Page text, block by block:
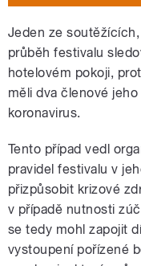
Jeden ze
průběh festivalu
hotelovém pokoji,
měli dva členové
koronavirus.
Tento případ vedl
pravidel festivalu v
přizpůsobit krizové
v případě nutnosti
se tedy mohl zapojit
vystoupení pořízené